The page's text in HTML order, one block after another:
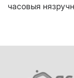
часовыя